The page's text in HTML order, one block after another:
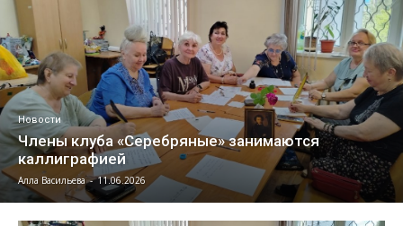
Новости
Члены клуба «Серебряные» занимаются
каллиграфией
Алла Васильева - 11.06.2026